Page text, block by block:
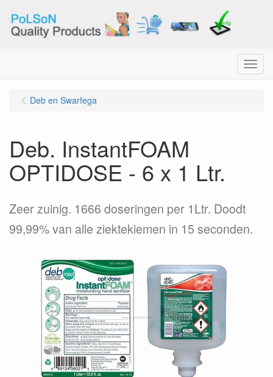
Menu
Deb en Swarfega
Deb. InstantFOAM
OPTIDOSE - 6 x 1 Ltr.
Zeer zuinig. 1666 doseringen per 1Ltr. Doodt
99,99% van alle ziektekiemen in 15 seconden.